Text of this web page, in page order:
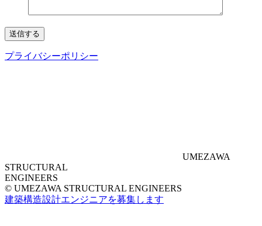
プライバシーポリシー
UMEZAWA
STRUCTURAL
ENGINEERS
© UMEZAWA STRUCTURAL ENGINEERS
建築構造設計エンジニアを募集します